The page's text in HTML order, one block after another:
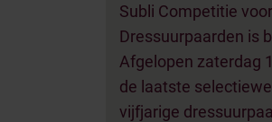
Subli Competitie
Dressuurpaarden is
Afgelopen zaterdag
de laatste
vijfjarige